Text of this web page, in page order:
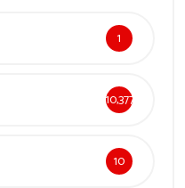
1
10,377
10